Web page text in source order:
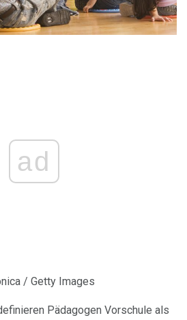
ad
/ Getty Images
Pädagogen Vorschule als